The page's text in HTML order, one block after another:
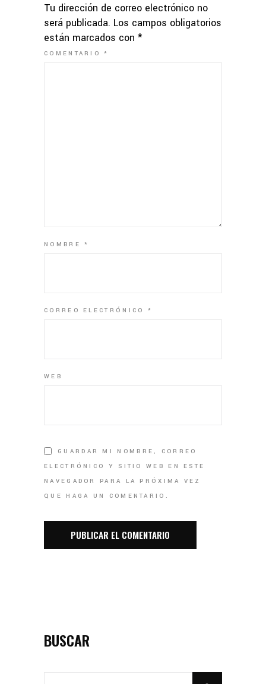
Tu dirección de correo electrónico no
será publicada. Los campos obligatorios
están marcados con *
COMENTARIO*
NOMBRE*
CORREO ELECTRÓNICO *
WEB
GUARDAR MI NOMBRE, CORREO
ELECTRÓNICO Y SITIO WEB EN ESTE
NAVEGADOR PARA LA PRÓXIMA VEZ
QUE HAGA UN COMENTARIO.
BUSCAR